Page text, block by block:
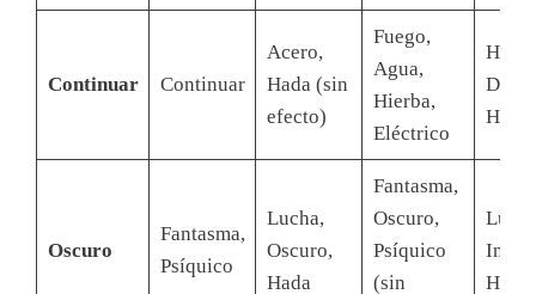
Continuar Continuar
Acero,
Hada (sin
efecto)
Fuego,
Agua,
Hierba,
Eléctrico
Hielo,
Hada
Oscuro
Fantasma,
Psíquico
Lucha,
Oscuro,
Hada
Fantasma,
Oscuro,
Psíquico
(sin
Hada